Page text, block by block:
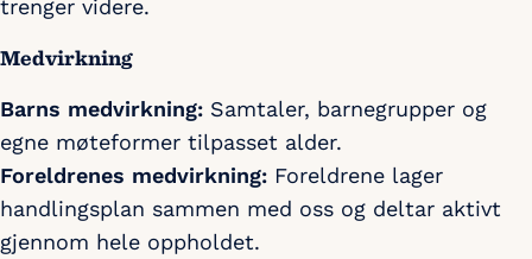
trenger videre.
Medvirkning
Barns medvirkning: Samtaler, barnegrupper og
egne møteformer tilpasset alder.
Foreldrenes medvirkning: Foreldrene lager
handlingsplan sammen med oss og deltar aktivt
gjennom hele oppholdet.